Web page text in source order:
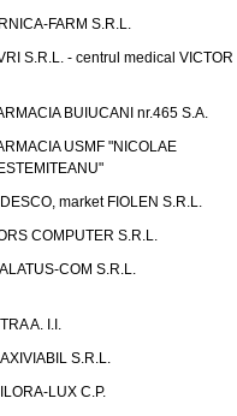
FARM S.R.L.
S.R.L. - centrul medical VICTOR
BUIUCANI nr.465 S.A.
USMF "NICOLAE
market FIOLEN S.R.L.
COMPUTER S.R.L.
COM S.R.L.
A. I.I.
S.R.L.
LUX C.P.